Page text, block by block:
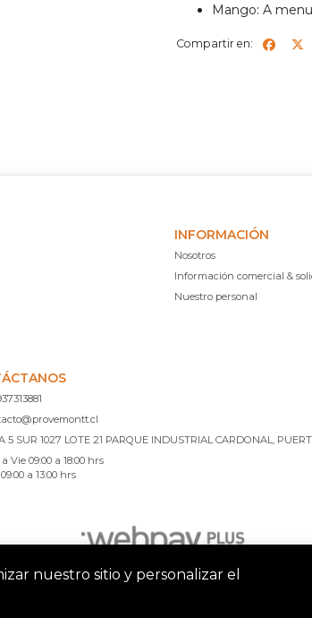
Mango: A
Compartir en:
INFORMACIÓN
Nosotros
Información comercial &
Nuestro personal
5 SUR 1027 LOTE 21 PARQUE INDUSTRIAL CARDONAL,
Vie 09:00 a 18:00 hrs
a 13:00 hrs
nuestro sitio y personalizar el